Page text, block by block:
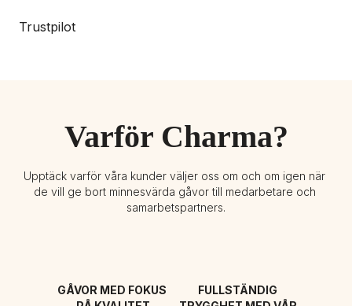
Trustpilot
Varför Charma?
Upptäck varför våra kunder väljer oss om och om igen när
de vill ge bort minnesvärda gåvor till medarbetare och
samarbetspartners.
GÅVOR MED FOKUS
FULLSTÄNDIG